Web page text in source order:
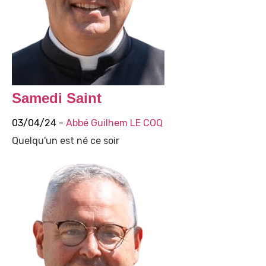
Samedi Saint
03/04/24 - Abbé Guilhem LE COQ
Quelqu'un est né ce soir